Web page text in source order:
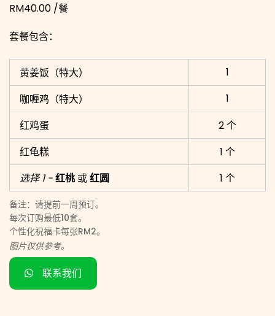
RM40.00 /餐
A
n
e
:
套餐包含：
黄姜饭（特大）
1
咖喱鸡（特大）
1
红鸡蛋
2 个
红龟糕
1 个
选择 1 -红桃或红圆 1 个
备注：请提前一周预订。
每次订购最低10套。
个性化祝福卡每张RM2。
图片仅供参考。
联系我们